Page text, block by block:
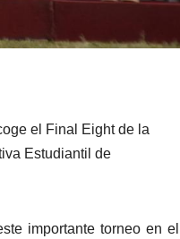
el Final Eight de la
Estudiantil de
importante torneo en el